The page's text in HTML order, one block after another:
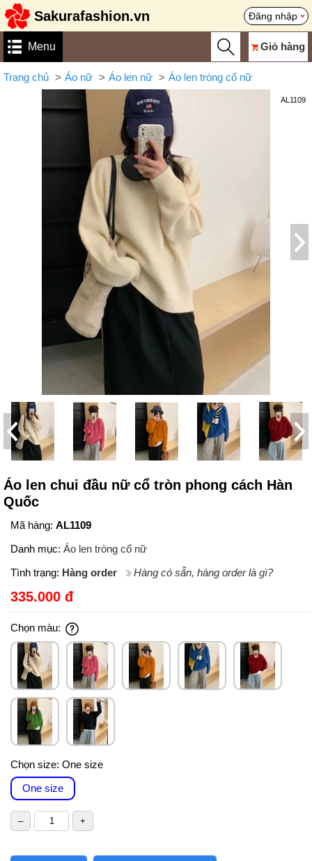
Sakurafashion.vn Đăng nhập
Menu Giỏ hàng
Trang chủ Áo nữ Áo len nữ Áo len tròng cổ nữ
AL1109
Áo len chui đầu nữ cổ tròn phong cách Hàn
Quốc
Mã hàng: AL1109
Danh mục: Áo len tròng cổ nữ
Tình trạng: Hàng order Hàng có sẵn, hàng order là gì?
335.000 đ
Chọn màu:
Chọn size: One size
One size